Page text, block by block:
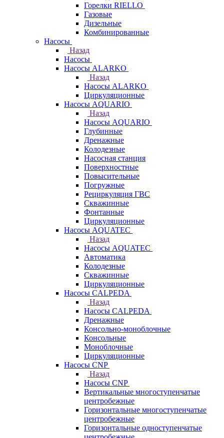
Горелки RIELLO
Газовые
Дизельные
Комбинированные
Насосы
Назад
Насосы
Насосы ALARKO
Назад
Насосы ALARKO
Циркуляционные
Насосы AQUARIO
Назад
Насосы AQUARIO
Глубинные
Дренажные
Колодезные
Насосная станция
Поверхностные
Повысительные
Погружные
Рециркуляция ГВС
Скважинные
Фонтанные
Циркуляционные
Насосы AQUATEC
Назад
Насосы AQUATEC
Автоматика
Колодезные
Скважинные
Циркуляционные
Насосы CALPEDA
Назад
Насосы CALPEDA
Дренажные
Консольно-моноблочные
Консольные
Моноблочные
Циркуляционные
Насосы CNP
Назад
Насосы CNP
Вертикальные многоступенчатые
центробежные
Горизонтальные многоступенчатые
центробежные
Горизонтальные одноступенчатые